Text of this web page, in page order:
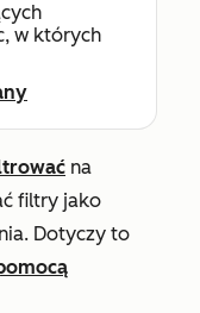
w których
na
filtry jako
Dotyczy to